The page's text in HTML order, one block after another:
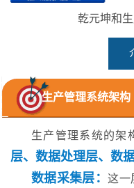
乾元坤和
生产管理系统架构
生产管理系统的架
层、数据处理层、数
数据采集层：这一